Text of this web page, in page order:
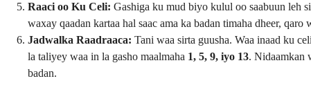
Raaci oo Ku Celi: Gashiga ku mud biyo kulul oo saabuun leh
waxay qaadan kartaa hal saac ama ka badan timaha dheer,
Jadwalka Raadraaca: Tani waa sirta guusha. Waa inaad ku
la taliyey waa in la gasho maalmaha 1, 5, 9, iyo 13. Nidaamkan
badan.